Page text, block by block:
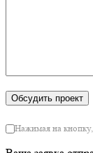
Нажимая на